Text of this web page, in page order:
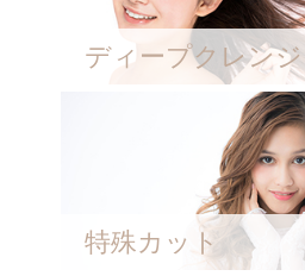
ディープクレン
特殊カット